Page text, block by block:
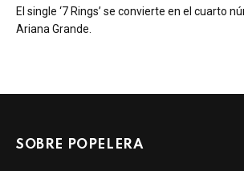
El single ‘7 Rings’ se convierte en el cuarto
Ariana Grande.
SOBRE POPELERA